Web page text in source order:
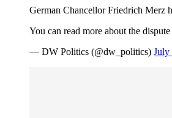
German Chancellor Friedrich Merz
You can read more about the dispute
— DW Politics (@dw_politics) July